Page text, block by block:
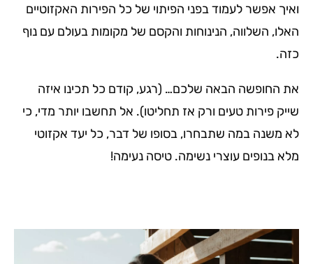
ואיך אפשר לעמוד בפני הפיתוי של כל הפירות האקזוטיים
האלו, השלווה, הנינוחות והקסם של מקומות בעולם עם נוף
כזה.
את החופשה הבאה שלכם… (רגע, קודם כל תכינו איזה
שייק פירות טעים ורק אז תחליטו). אל תחשבו יותר מדי, כי
לא משנה במה שתבחרו, בסופו של דבר, כל יעד אקזוטי
מלא בנופים עוצרי נשימה. טיסה נעימה!